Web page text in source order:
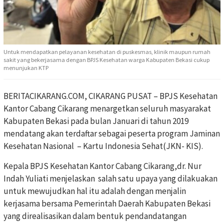
Untuk mendapatkan pelayanan kesehatan di puskesmas, klinik maupun rumah
sakit yang bekerjasama dengan BPJS Kesehatan warga Kabupaten Bekasi cukup
menunjukan KTP
BERITACIKARANG.COM, CIKARANG PUSAT – BPJS Kesehatan
Kantor Cabang Cikarang menargetkan seluruh masyarakat
Kabupaten Bekasi pada bulan Januari di tahun 2019
mendatang akan terdaftar sebagai peserta program Jaminan
Kesehatan Nasional – Kartu Indonesia Sehat(JKN- KIS).
Kepala BPJS Kesehatan Kantor Cabang Cikarang,dr. Nur
Indah Yuliati menjelaskan salah satu upaya yang dilakuakan
untuk mewujudkan hal itu adalah dengan menjalin
kerjasama bersama Pemerintah Daerah Kabupaten Bekasi
yang direalisasikan dalam bentuk pendandatangan